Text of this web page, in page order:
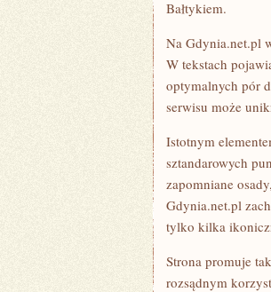
Bałtykiem.
Na Gdynia.net.pl
W tekstach
optymalnych pór
serwisu może
Istotnym
sztandarowych
zapomniane
Gdynia.net.pl
tylko kilka
Strona promuje
rozsądnym